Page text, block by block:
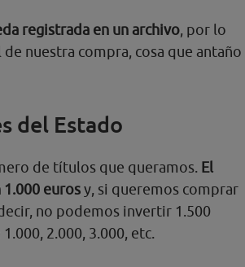
registrada en un archivo, por lo
nuestra compra, cosa que antaño
del Estado
de títulos que queramos. El
1.000 eurosy, si queremos comprar
no podemos invertir 1.500
2.000, 3.000, etc.